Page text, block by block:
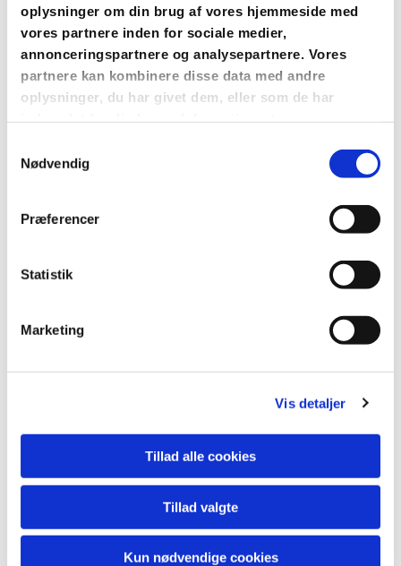
oplysninger om din brug af vores hjemmeside med
vores partnere inden for sociale medier,
annonceringspartnere og analysepartnere. Vores
partnere kan kombinere disse data med andre
oplysninger, du har givet dem, eller som de har
Nødvendig
Præferencer
Statistik
Marketing
Vis detaljer
Tillad alle cookies
Tillad valgte
Kun nødvendige cookies
Du vil måske også kunne